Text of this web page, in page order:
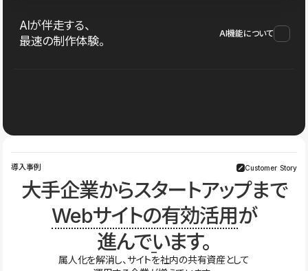
AIが伴走する、
最速の制作体験。
AI機能について
導入事例 Customer Story
大手企業からスタートアップまで
Webサイトの有効活用が
進んでいます。
属人化を解消し、サイトを社内の共有資産として